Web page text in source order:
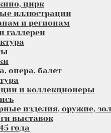
цирк
иллюстрации
и регионам
галлереи
опера, балет
и коллекционеры
изделия, оружие,
выставок
года